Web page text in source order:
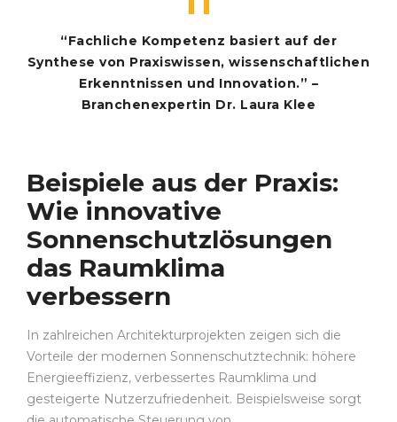
“Fachliche Kompetenz basiert auf der
Synthese von Praxiswissen, wissenschaftlichen
Erkenntnissen und Innovation.” –
Branchenexpertin Dr. Laura Klee
Beispiele aus der Praxis:
Wie innovative
Sonnenschutzlösungen
das Raumklima
verbessern
In zahlreichen Architekturprojekten zeigen sich die
Vorteile der modernen Sonnenschutztechnik: höhere
Energieeffizienz, verbessertes Raumklima und
gesteigerte Nutzerzufriedenheit. Beispielsweise sorgt